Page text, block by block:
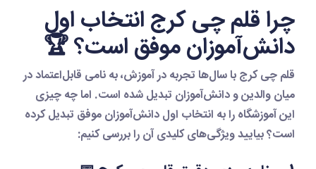
چرا قلم چی کرج انتخاب اول
دانش‌آموزان موفق است؟ 🏆
قلم چی کرجبا سال‌ها تجربه در آموزش، به نامی قابل‌اعتماد در
میان والدین و دانش‌آموزان تبدیل شده است. اما چه چیزی
این آموزشگاه را به انتخاب اول دانش‌آموزان موفق تبدیل کرده
است؟ بیایید ویژگی‌های کلیدی آن را بررسی کنیم: